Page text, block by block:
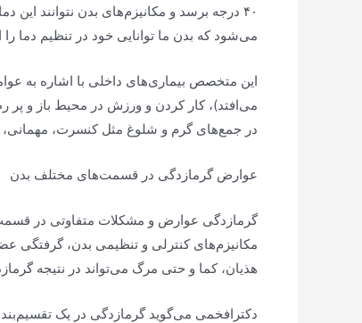
۴۰ درجه برسد و مکانیزم‌های بدن نتوانند
می‌شود که بدن ما توانایی خود در تنظیم دما
این متخصص بیماری‌های داخلی با اشاره به
در جمع‌های گرم و شلوغ مثل کنسرت، مهمانی،
عوارض گرمازدگی در قسمت‌های مختلف بدن
گرمازدگی عوارض و مشکلات متفاوتی در
مکانیزم‌های کنترلی و تنظیمی بدن، گرفتگی
هذیان، کما و حتی مرگ می‌تواند در نتیجه
دکترافخمی می‌گوید گرمازدگی در یک